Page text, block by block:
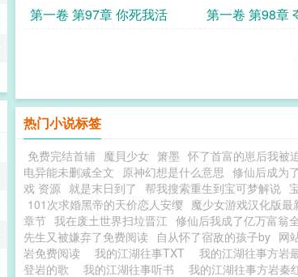
份惊喜
交情
第一卷 第97章 你死我活
第一卷 第98章
热门小说标签
免费完结首辅 魔貝少女 箫墨 怀了首富的崽后我被
电异能未删减全文 原神幻想是什么意思 修仙后成为
戏 资源 就是末日到了 帮我搜索重生到宝可梦解说
101次求婚黑帝的天价恋人安缨 魔少女游戏汉化版最
章节 我在废土世界扫垃晋江 修仙后我成了亿万富翁
先生又被嫌弃了免费阅读
自从怀了宿敌的孩子by 网
岩免费阅读
我的江湖往事TXT 我的江湖往事方岩
登岩的歌
我的江湖往事听书 我的江湖往事方岩秦